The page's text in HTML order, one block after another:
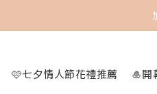
🩷七夕情人節花禮推薦 🎍開